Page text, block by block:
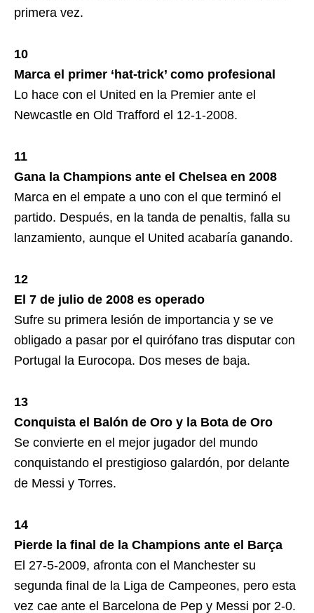
primera vez.
10
Marca el primer ‘hat-trick’ como profesional
Lo hace con el United en la Premier ante el
Newcastle en Old Trafford el 12-1-2008.
11
Gana la Champions ante el Chelsea en 2008
Marca en el empate a uno con el que terminó el
partido. Después, en la tanda de penaltis, falla su
lanzamiento, aunque el United acabaría ganando.
12
El 7 de julio de 2008 es operado
Sufre su primera lesión de importancia y se ve
obligado a pasar por el quirófano tras disputar con
Portugal la Eurocopa. Dos meses de baja.
13
Conquista el Balón de Oro y la Bota de Oro
Se convierte en el mejor jugador del mundo
conquistando el prestigioso galardón, por delante
de Messi y Torres.
14
Pierde la final de la Champions ante el Barça
El 27-5-2009, afronta con el Manchester su
segunda final de la Liga de Campeones, pero esta
vez cae ante el Barcelona de Pep y Messi por 2-0.